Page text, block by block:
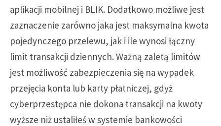
aplikacji mobilnej i BLIK. Dodatkowo możliwe jest
zaznaczenie zarówno jaka jest maksymalna kwota
pojedynczego przelewu, jak i ile wynosi łączny
limit transakcji dziennych. Ważną zaletą limitów
jest możliwość zabezpieczenia się na wypadek
przejęcia konta lub karty płatniczej, gdyż
cyberprzestępca nie dokona transakcji na kwoty
wyższe niż ustaliłeś w systemie bankowości